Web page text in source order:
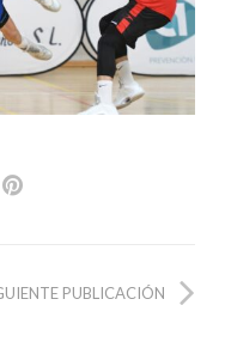
PUBLICACIÓN